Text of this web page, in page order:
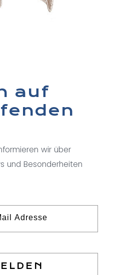
auf
wir über
und Besonderheiten